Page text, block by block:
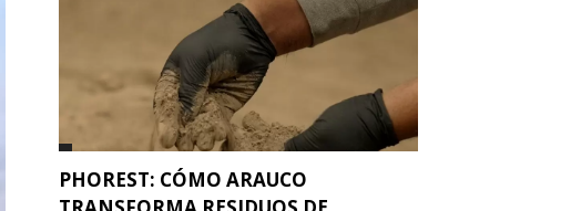
PHOREST: CÓMO ARAUCO